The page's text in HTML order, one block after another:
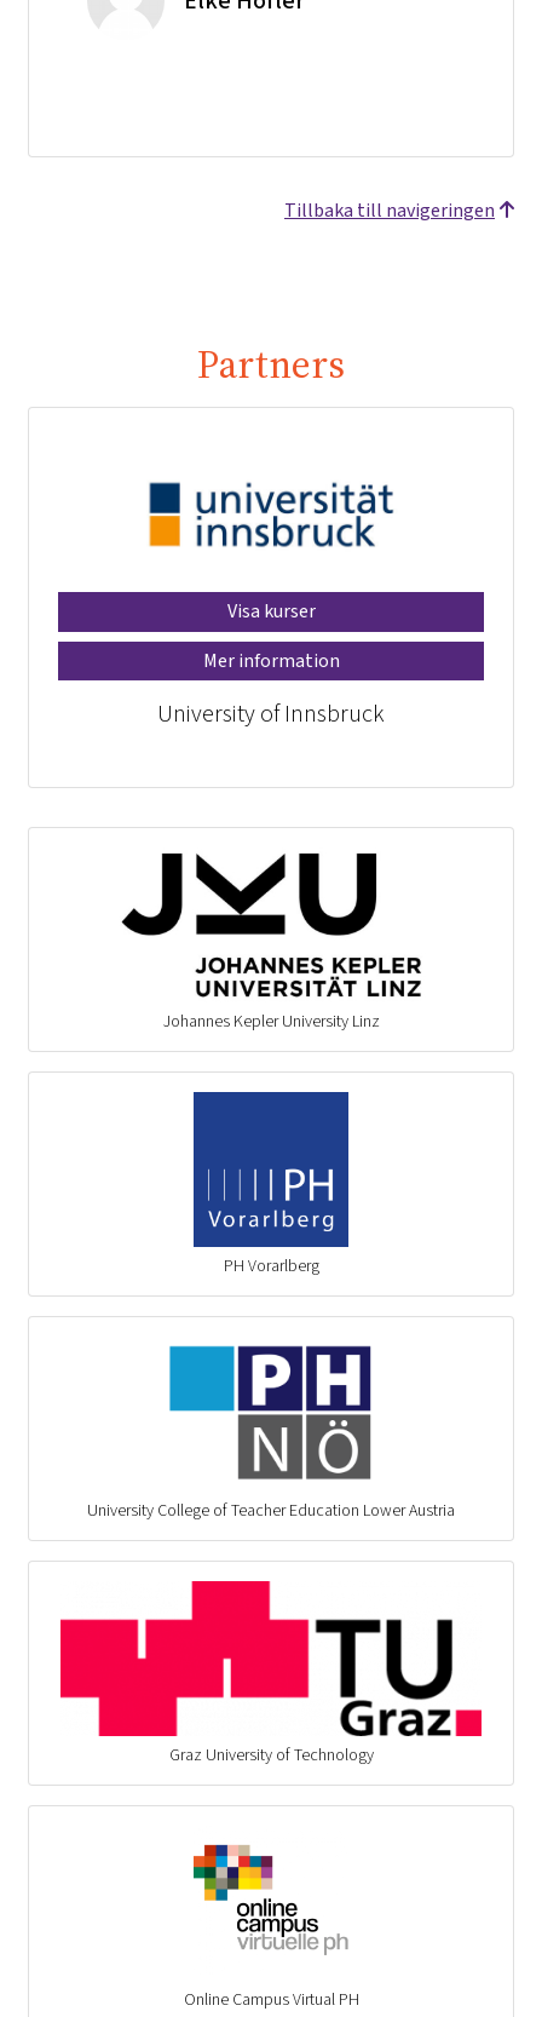
Tillbaka till navigeringen
Partners
Visa kurser
Mer information
University of Innsbruck
Johannes Kepler University Linz
PH Vorarlberg
University College of Teacher Education Lower Austria
Graz University of Technology
Online Campus Virtual PH